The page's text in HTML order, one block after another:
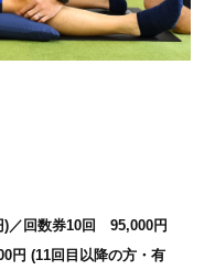
／回数券10回 95,000円
円 (11回目以降の方・有